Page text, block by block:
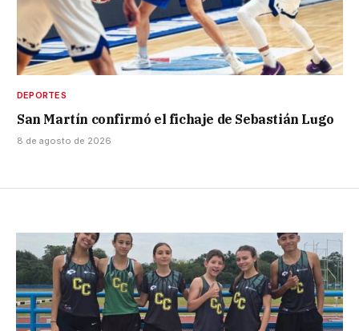
DEPORTES
San Martín confirmó el fichaje de Sebastián Lugo
8 de agosto de 2026